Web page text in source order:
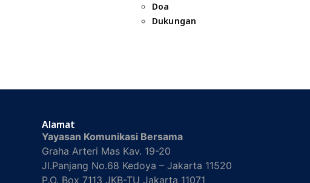
Doa
Dukungan
Alamat
Yayasan Komunikasi Bersama
Graha Arteri Mas Kav. 19-20
Jl.Panjang No.68 Kedoya – Jakarta 11520
P.O. Box 7113 JKB-TU Jakarta 11071